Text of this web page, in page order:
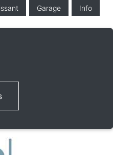
Garage Info